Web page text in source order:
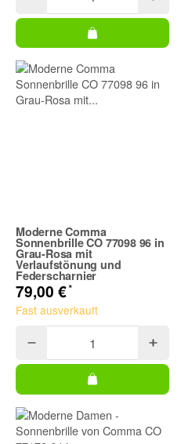
Moderne Comma
Sonnenbrille CO 77098 96 in
Grau-Rosa mit
Verlaufstönung und
Federscharnier
79,00 €*
Fast ausverkauft